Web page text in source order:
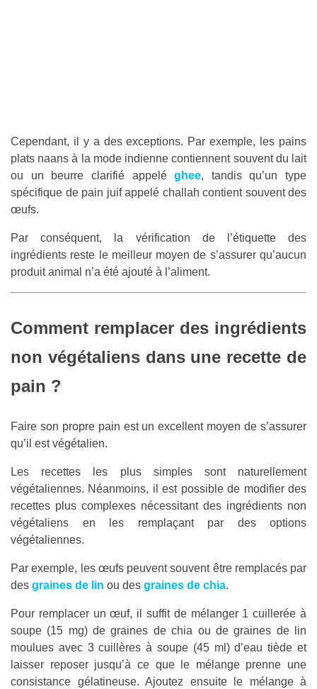
Cependant, il y a des exceptions. Par exemple, les pains
plats naans à la mode indienne contiennent souvent du lait
ou un beurre clarifié appeléghee, tandis qu’un type
spécifique de pain juif appelé challah contient souvent des
œufs.
Par conséquent, la vérification de l’étiquette des
ingrédients reste le meilleur moyen de s’assurer qu’aucun
produit animal n’a été ajouté à l’aliment.
Comment remplacer des ingrédients
non végétaliens dans une recette de
pain ?
Faire son propre pain est un excellent moyen de s’assurer
qu’il est végétalien.
Les recettes les plus simples sont naturellement
végétaliennes. Néanmoins, il est possible de modifier des
recettes plus complexes nécessitant des ingrédients non
végétaliens en les remplaçant par des options
végétaliennes.
Par exemple, les œufs peuvent souvent être remplacés par
des graines de lin ou des graines de chia.
Pour remplacer un œuf, il suffit de mélanger 1 cuillerée à
soupe (15 mg) de graines de chia ou de graines de lin
moulues avec 3 cuillères à soupe (45 ml) d’eau tiède et
laisser reposer jusqu’à ce que le mélange prenne une
consistance gélatineuse. Ajoutez ensuite le mélange à